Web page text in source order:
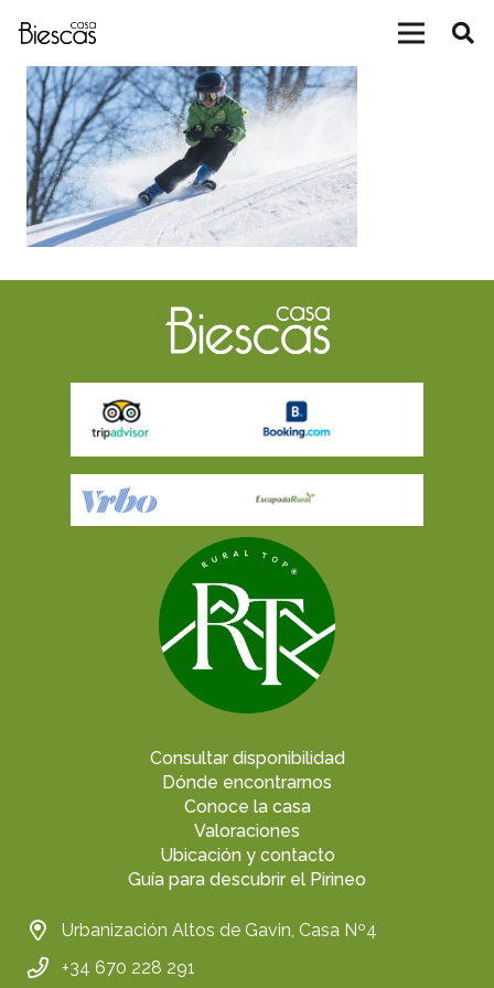
Consultar disponibilidad
Dónde encontrarnos
Conoce la casa
Valoraciones
Ubicación y contacto
Guía para descubrir el Pirineo
Urbanización Altos de Gavin, Casa Nº4
+34 670 228 291